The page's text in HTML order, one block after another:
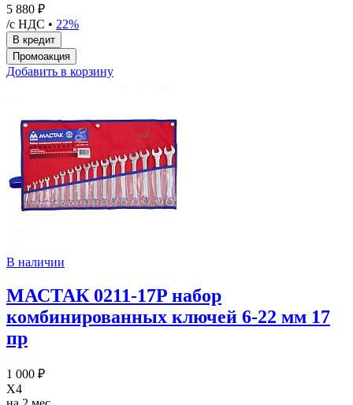
5 880 ₽
/с НДС • 22%
Добавить в корзину
В наличии
МАСТАК 0211-17P набор
комбинированных ключей 6-22 мм 17
пр
1 000 ₽
X4